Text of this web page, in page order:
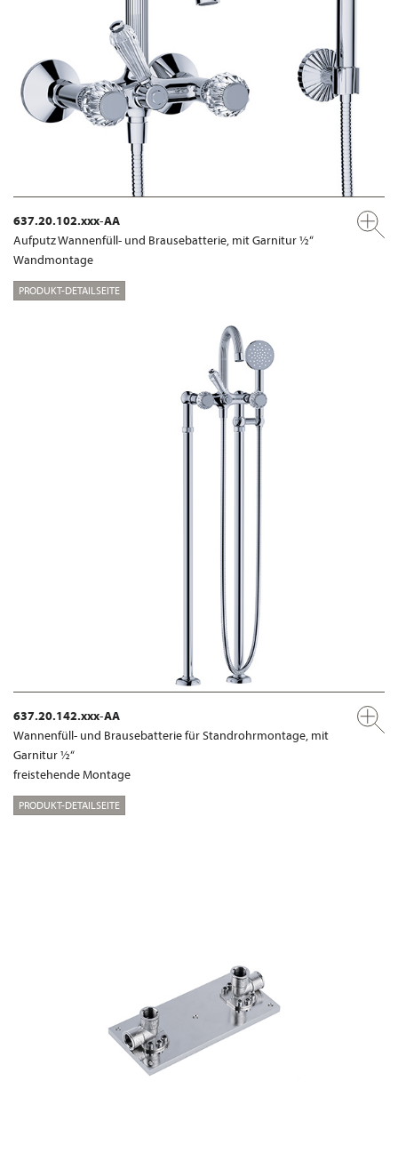
637.20.102.xxx-AA
Aufputz Wannenfüll- und Brausebatterie, mit Garnitur ½“
Wandmontage
PRODUKT-DETAILSEITE
637.20.142.xxx-AA
Wannenfüll- und Brausebatterie für Standrohrmontage, mit
Garnitur ½“
freistehende Montage
PRODUKT-DETAILSEITE